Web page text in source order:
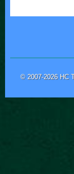
© 2007-2026 HC